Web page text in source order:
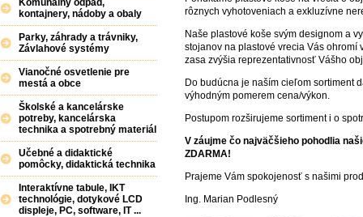
rôznych vyhotoveniach a exkluzívne
Naše plastové koše svým designom a
stojanov na plastové vrecia Vás
zasa zvýšia reprezentativnosť Vášho
Do budúcna je naším cieľom sortiment
výhodným pomerem cena/výkon.
Postupom rozširujeme sortiment i o
V záujme čo najväčšieho pohodlia
ZDARMA!
Prajeme Vám spokojenosť s našimi
Ing. Marian Podlesný
Komunálny odpad,
kontajnery, nádoby a obaly
Parky, záhrady a trávniky,
Závlahové systémy
Vianočné osvetlenie pre
mestá a obce
Školské a kancelárske
potreby, kancelárska
technika a spotrebný materiál
Učebné a didaktické
pomôcky, didaktická technika
Interaktívne tabule, IKT
technológie, dotykové LCD
displeje, PC, software, IT ...